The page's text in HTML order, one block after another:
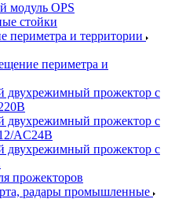
модуль OPS
стойки
периметра и территории
периметра и
двухрежимный прожектор с
двухрежимный прожектор с
AC24В
двухрежимный прожектор с
прожекторов
радары промышленные